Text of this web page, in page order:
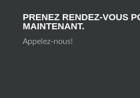
PRENEZ RENDEZ-VOUS
MAINTENANT.
Appelez-nous!